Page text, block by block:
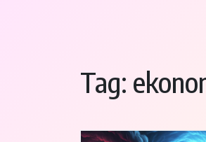
Tag: